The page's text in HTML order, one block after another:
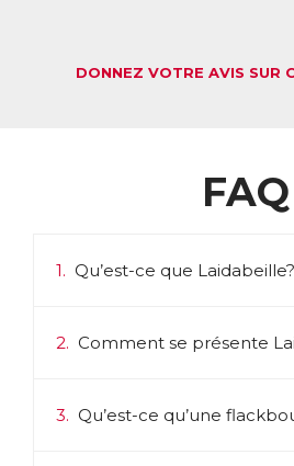
DONNEZ VOTRE AVIS SUR
FAQ
1. Qu’est-ce que Laidabeille?
2. Comment se présente
3. Qu’est-ce qu’une